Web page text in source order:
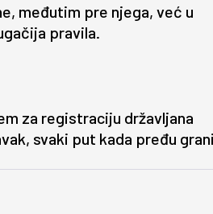
međutim pre njega, već u
pravila.
za registraciju državljana
svaki put kada pređu